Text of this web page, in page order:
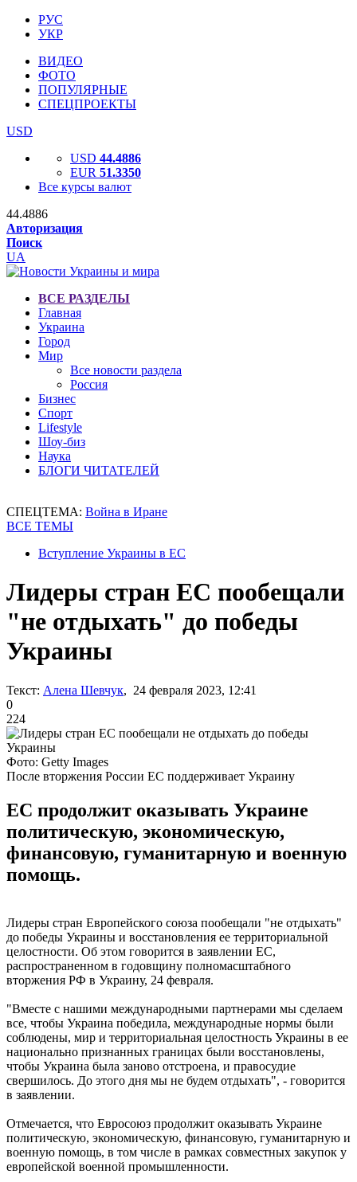
РУС
УКР
ВИДЕО
ФОТО
ПОПУЛЯРНЫЕ
СПЕЦПРОЕКТЫ
USD
USD 44.4886
EUR 51.3350
Все курсы валют
44.4886
Авторизация
Поиск
UA
ВСЕ РАЗДЕЛЫ
Главная
Украина
Город
Мир
Все новости раздела
Россия
Бизнес
Спорт
Lifestyle
Шоу-биз
Наука
БЛОГИ ЧИТАТЕЛЕЙ
СПЕЦТЕМА: Война в Иране
ВСЕ ТЕМЫ
Вступление Украины в ЕС
Лидеры стран ЕС пообещали
"не отдыхать" до победы
Украины
Текст: Алена Шевчук, 24 февраля 2023, 12:41
0
224
Фото: Getty Images
После вторжения России ЕС поддерживает Украину
ЕС продолжит оказывать Украине
политическую, экономическую,
финансовую, гуманитарную и военную
помощь.
Лидеры стран Европейского союза пообещали "не отдыхать"
до победы Украины и восстановления ее территориальной
целостности. Об этом говорится в заявлении ЕС,
распространенном в годовщину полномасштабного
вторжения РФ в Украину, 24 февраля.
"Вместе с нашими международными партнерами мы сделаем
все, чтобы Украина победила, международные нормы были
соблюдены, мир и территориальная целостность Украины в ее
национально признанных границах были восстановлены,
чтобы Украина была заново отстроена, и правосудие
свершилось. До этого дня мы не будем отдыхать", - говорится
в заявлении.
Отмечается, что Евросоюз продолжит оказывать Украине
политическую, экономическую, финансовую, гуманитарную и
военную помощь, в том числе в рамках совместных закупок у
европейской военной промышленности.